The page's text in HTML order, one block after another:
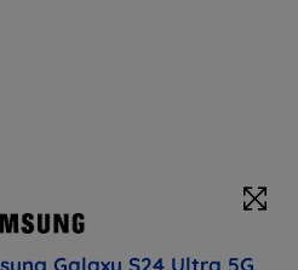
Galaxy S24 Ultra 5G